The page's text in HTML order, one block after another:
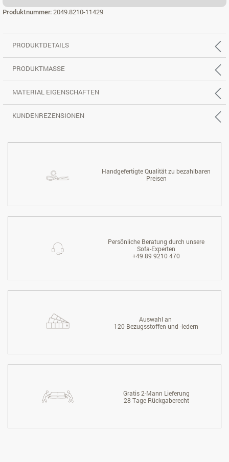
Produktnummer:2049.8210-11429
PRODUKTDETAILS
PRODUKTMASSE
MATERIAL EIGENSCHAFTEN
KUNDENREZENSIONEN
Handgefertigte Qualität zu bezahlbaren
Preisen
Persönliche Beratung durch unsere
Sofa-Experten
+49 89 9210 470
Auswahl an
120 Bezugsstoffen und -ledern
Gratis 2-Mann Lieferung
28 Tage Rückgaberecht